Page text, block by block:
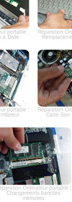
portable :
& Dalle
Réparation
portable : Réparation
Carte Son
Ordinateur portable :
Changements barettes
mémoires